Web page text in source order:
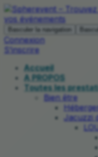
Basculer la navigation
Connexion
S’inscrire
Accueil
A PROPOS
Toutes les
Bien être
Jacuzzi